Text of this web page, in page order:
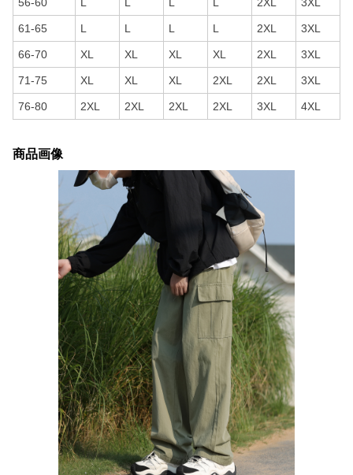
61-65 L L L L 2XL 3XL
66-70 XL XL XL XL 2XL 3XL
71-75 XL XL XL 2XL 2XL 3XL
76-80 2XL 2XL 2XL 2XL 3XL 4XL
商品画像